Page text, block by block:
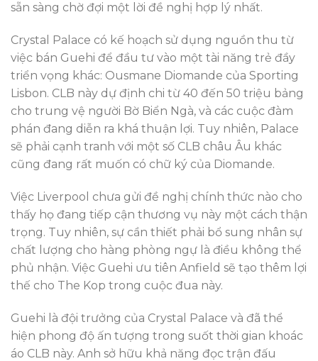
sẵn sàng chờ đợi một lời đề nghị hợp lý nhất.
Crystal Palace có kế hoạch sử dụng nguồn thu từ
việc bán Guehi để đầu tư vào một tài năng trẻ đầy
triển vọng khác: Ousmane Diomande của Sporting
Lisbon. CLB này dự định chi từ 40 đến 50 triệu bảng
cho trung vệ người Bờ Biển Ngà, và các cuộc đàm
phán đang diễn ra khá thuận lợi. Tuy nhiên, Palace
sẽ phải cạnh tranh với một số CLB châu Âu khác
cũng đang rất muốn có chữ ký của Diomande.
Việc Liverpool chưa gửi đề nghị chính thức nào cho
thấy họ đang tiếp cận thương vụ này một cách thận
trọng. Tuy nhiên, sự cần thiết phải bổ sung nhân sự
chất lượng cho hàng phòng ngự là điều không thể
phủ nhận. Việc Guehi ưu tiên Anfield sẽ tạo thêm lợi
thế cho The Kop trong cuộc đua này.
Guehi là đội trưởng của Crystal Palace và đã thể
hiện phong độ ấn tượng trong suốt thời gian khoác
áo CLB này. Anh sở hữu khả năng đọc trận đấu